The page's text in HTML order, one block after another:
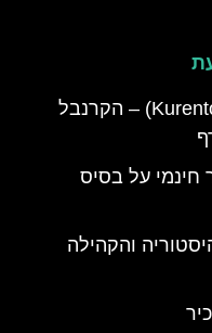
פסטיבל קורנטובאניה (Kurentovanje) – הקרנבל
חינמי על בסיס
והקהילה